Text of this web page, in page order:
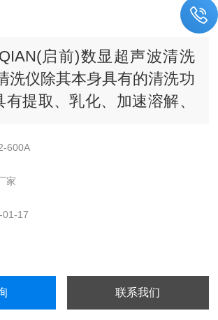
启前)数显超声波清洗
洗仪除其本身具有的清洗功
提取、乳化、加速溶解、
600A
家
01-17
联系我们